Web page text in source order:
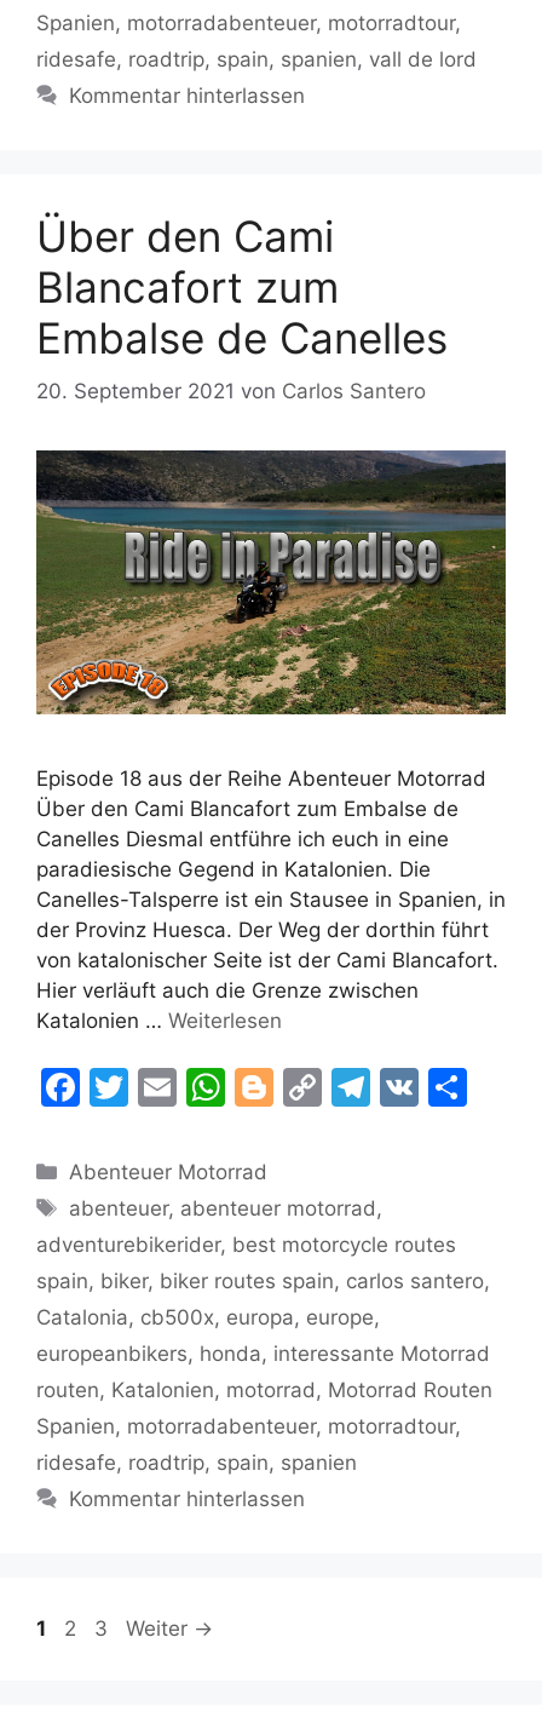
Spanien, motorradabenteuer, motorradtour,
ridesafe, roadtrip, spain, spanien, vall de lord
Kommentar hinterlassen
Über den Cami
Blancafort zum
Embalse de Canelles
20. September 2021 von Carlos Santero
Episode 18 aus der Reihe Abenteuer Motorrad
Über den Cami Blancafort zum Embalse de
Canelles Diesmal entführe ich euch in eine
paradiesische Gegend in Katalonien. Die
Canelles-Talsperre ist ein Stausee in Spanien, in
der Provinz Huesca. Der Weg der dorthin führt
von katalonischer Seite ist der Cami Blancafort.
Hier verläuft auch die Grenze zwischen
Katalonien … Weiterlesen
F
c
e
b
o
o
k
T
itt
er
E
ai
l
W
at
s
A
p
p
Bl
g
er
C
y
Li
n
k
T
gr
a
m
V
Kategorien
Abenteuer Motorrad
Schlagwörter
abenteuer, abenteuer motorrad ,
adventurebikerider, best motorcycle routes
spain, biker, biker routes spain, carlos santero,
Catalonia, cb500x, europa, europe,
europeanbikers, honda, interessante Motorrad
routen, Katalonien, motorrad , Motorrad Routen
Spanien, motorradabenteuer, motorradtour,
ridesafe, roadtrip, spain, spanien
Kommentar hinterlassen
Seite
1 Seite
2 Seite
3 Weiter →